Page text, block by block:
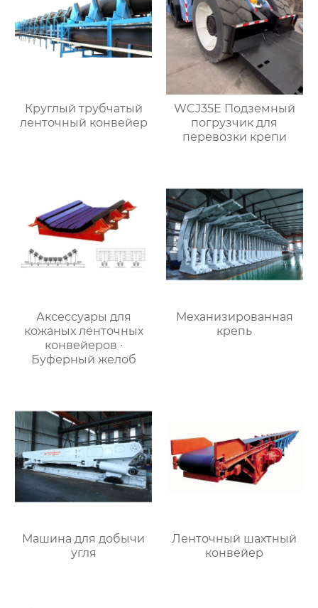
Круглый трубчатый
ленточный конвейер
WCJ35E Подземный
погрузчик для
перевозки крепи
Аксессуары для
кожаных ленточных
конвейеров ·
Буферный желоб
Механизированная
крепь
Машина для добычи
угля
Ленточный шахтный
конвейер